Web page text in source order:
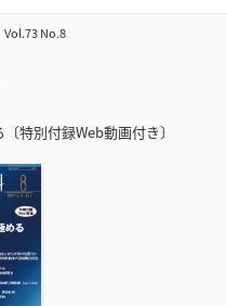
No.8
別付録Web動画付き〕